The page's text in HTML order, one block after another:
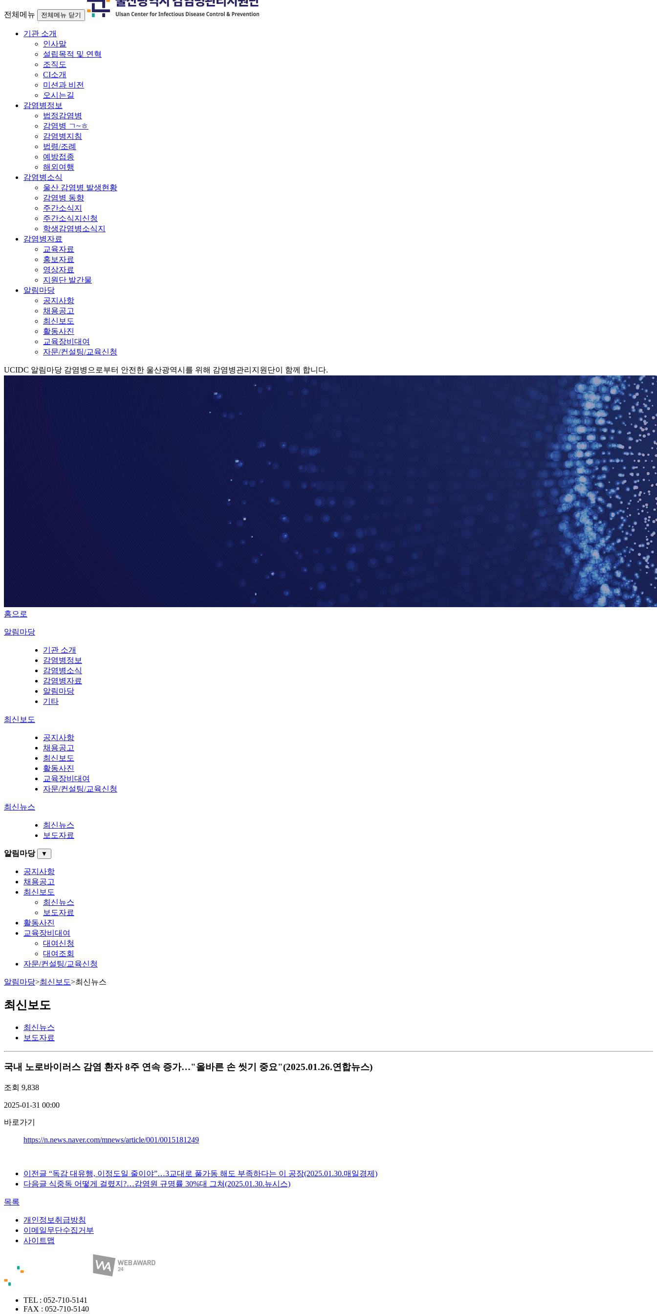
전체메뉴 전체메뉴 닫기
기관 소개
인사말
설립목적 및 연혁
조직도
CI소개
미션과 비전
오시는길
감염병정보
법정감염병
감염병 ㄱ~ㅎ
감염병지침
법령/조례
예방접종
해외여행
감염병소식
울산 감염병 발생현황
감염병 동향
주간소식지
주간소식지신청
학생감염병소식지
감염병자료
교육자료
홍보자료
영상자료
지원단 발간물
알림마당
공지사항
채용공고
최신보도
활동사진
교육장비대여
자문/컨설팅/교육신청
UCIDC 알림마당 감염병으로부터 안전한 울산광역시를 위해 감염병관리지원단이 함께 합니다.
홈으로
알림마당
기관 소개
감염병정보
감염병소식
감염병자료
알림마당
기타
최신보도
공지사항
채용공고
최신보도
활동사진
교육장비대여
자문/컨설팅/교육신청
최신뉴스
최신뉴스
보도자료
알림마당 ▼
공지사항
채용공고
최신보도
최신뉴스
보도자료
활동사진
교육장비대여
대여신청
대여조회
자문/컨설팅/교육신청
알림마당>최신보도>최신뉴스
최신보도
최신뉴스
보도자료
국내 노로바이러스 감염 환자 8주 연속 증가…"올바른 손 씻기 중요"(2025.01.26.연합뉴스)
조회 9,838
2025-01-31 00:00
바로가기
https://n.news.naver.com/mnews/article/001/0015181249
이전글 “독감 대유행, 이정도일 줄이야”…3교대로 풀가동 해도 부족하다는 이 공장(2025.01.30.매일경제)
다음글 식중독 어떻게 걸렸지?…감염원 규명률 30%대 그쳐(2025.01.30.뉴시스)
목록
개인정보취급방침
이메일무단수집거부
사이트맵
TEL : 052-710-5141
FAX : 052-710-5140